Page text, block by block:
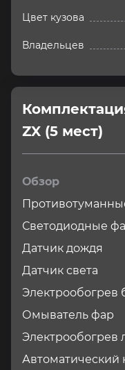
Цвет кузова
Владельцев
ZX (5 мест)
Обзор
Светодиодные
Датчик дождя
Датчик света
Электрообогрев
Омыватель фар
Электрообогрев
Автоматический